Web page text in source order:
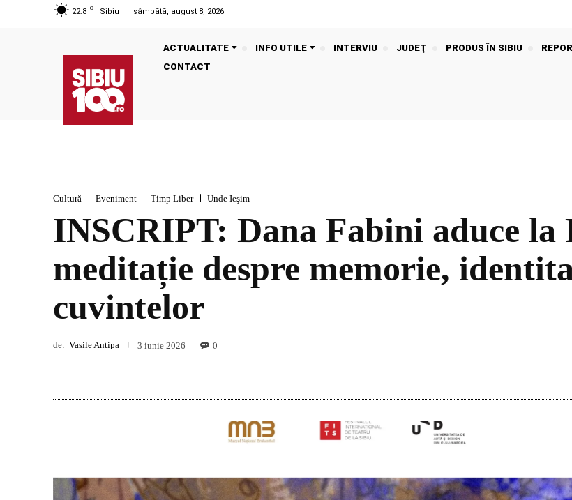
22.8 C Sibiu sâmbătă, august 8, 2026
ACTUALITATE INFO UTILE INTERVIU JUDEŢ PRODUS ÎN SIBIU
CONTACT
Cultură Eveniment Timp Liber Unde Ieşim
INSCRIPT: Dana Fabini aduce
meditație despre memorie,
cuvintelor
de: Vasile Antipa 3 iunie 2026 0